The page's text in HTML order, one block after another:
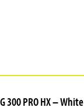
300 PRO HX – White